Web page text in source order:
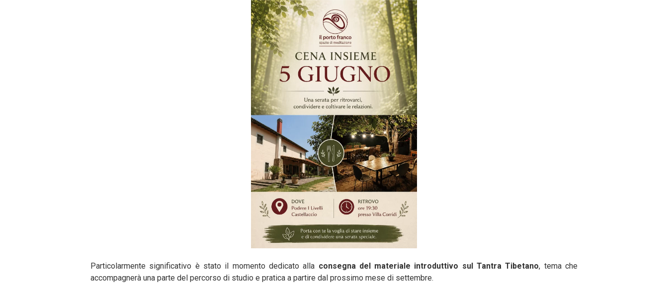
Particolarmente significativo è stato il momento dedicato alla consegna del materiale introduttivo sul Tantra Tibetano, tema che
accompagnerà una parte del percorso di studio e pratica a partire dal prossimo mese di settembre.